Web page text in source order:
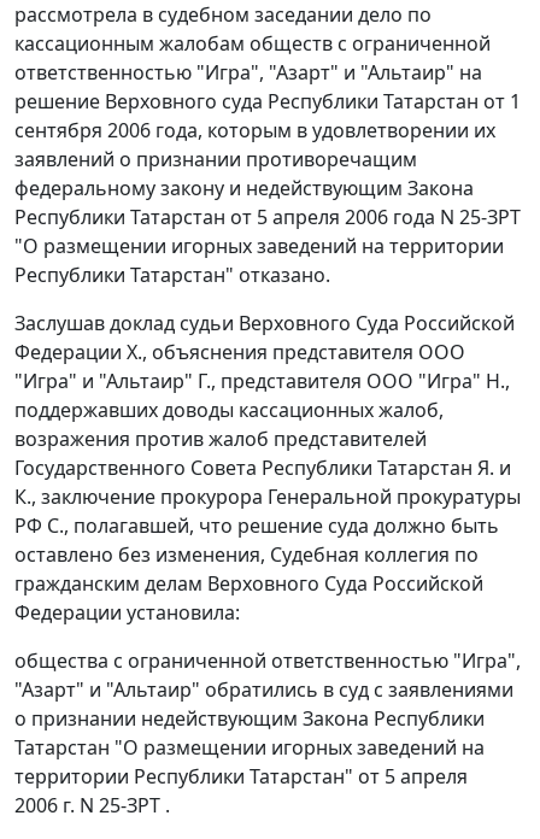
рассмотрела в судебном заседании дело по
кассационным жалобам обществ с ограниченной
ответственностью "Игра", "Азарт" и "Альтаир" на
решение Верховного суда Республики Татарстан от 1
сентября 2006 года, которым в удовлетворении их
заявлений о признании противоречащим
федеральному закону и недействующим Закона
Республики Татарстан от 5 апреля 2006 года N 25-ЗРТ
"О размещении игорных заведений на территории
Республики Татарстан" отказано.
Заслушав доклад судьи Верховного Суда Российской
Федерации Х., объяснения представителя ООО
"Игра" и "Альтаир" Г., представителя ООО "Игра" Н.,
поддержавших доводы кассационных жалоб,
возражения против жалоб представителей
Государственного Совета Республики Татарстан Я. и
К., заключение прокурора Генеральной прокуратуры
РФ С., полагавшей, что решение суда должно быть
оставлено без изменения, Судебная коллегия по
гражданским делам Верховного Суда Российской
Федерации установила:
общества с ограниченной ответственностью "Игра",
"Азарт" и "Альтаир" обратились в суд с заявлениями
о признании недействующим Закона Республики
Татарстан "О размещении игорных заведений на
территории Республики Татарстан" от 5 апреля
2006 г. N 25-ЗРТ .